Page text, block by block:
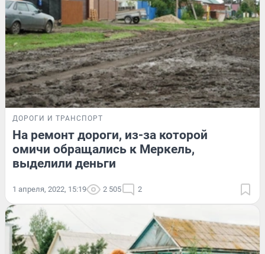
ДОРОГИ И ТРАНСПОРТ
На ремонт дороги, из-за которой
омичи обращались к Меркель,
выделили деньги
1 апреля, 2022, 15:19 2 505 2